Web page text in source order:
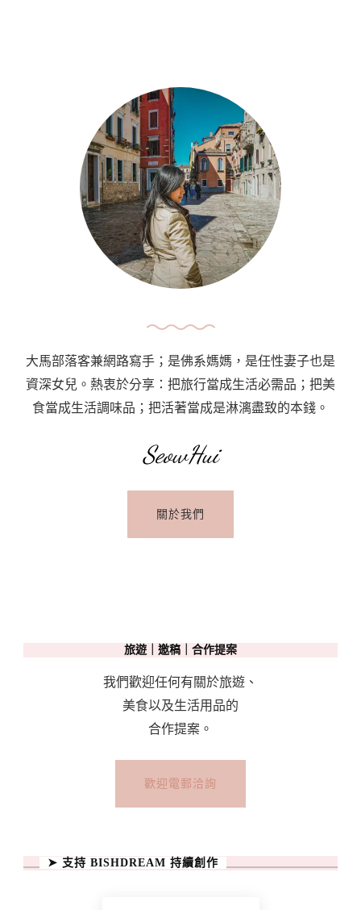
大馬部落客兼網路寫手；是佛系媽媽，是任性妻子也是
資深女兒。熱衷於分享：把旅行當成生活必需品；把美
食當成生活調味品；把活著當成是淋漓盡致的本錢。
SeowHui
關於我們
旅遊｜邀稿｜合作提案
我們歡迎任何有關於旅遊、
美食以及生活用品的
合作提案。
歡迎電郵洽詢
➤ 支持 BISHDREAM 持續創作